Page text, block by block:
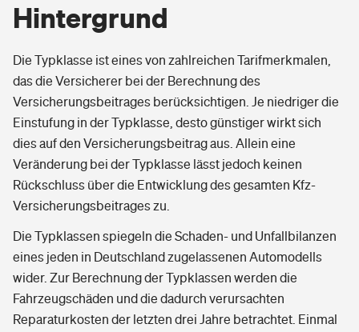
Hintergrund
Die Typklasse ist eines von zahlreichen Tarifmerkmalen,
das die Versicherer bei der Berechnung des
Versicherungsbeitrages berücksichtigen. Je niedriger die
Einstufung in der Typklasse, desto günstiger wirkt sich
dies auf den Versicherungsbeitrag aus. Allein eine
Veränderung bei der Typklasse lässt jedoch keinen
Rückschluss über die Entwicklung des gesamten Kfz-
Versicherungsbeitrages zu.
Die Typklassen spiegeln die Schaden- und Unfallbilanzen
eines jeden in Deutschland zugelassenen Automodells
wider. Zur Berechnung der Typklassen werden die
Fahrzeugschäden und die dadurch verursachten
Reparaturkosten der letzten drei Jahre betrachtet. Einmal